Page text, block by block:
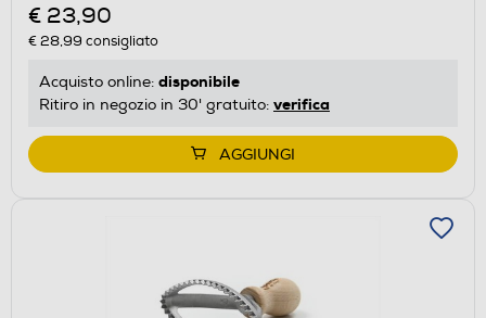
€ 23,90
€ 28,99 consigliato
Acquisto online: disponibile
Ritiro in negozio in 30' gratuito: verifica
AGGIUNGI